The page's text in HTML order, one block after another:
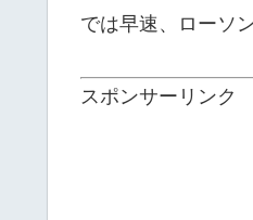
では早速、ローソ
スポンサーリンク